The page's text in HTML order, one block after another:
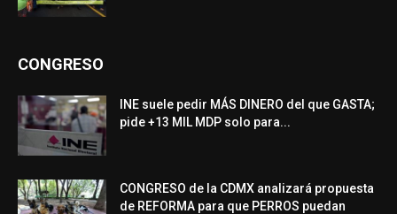
CONGRESO
INE suele pedir MÁS DINERO del que GASTA;
pide +13 MIL MDP solo para...
CONGRESO de la CDMX analizará propuesta
de REFORMA para que PERROS puedan